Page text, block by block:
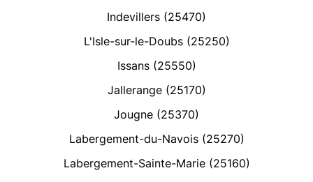
Indevillers (25470)
L'Isle-sur-le-Doubs (25250)
Issans (25550)
Jallerange (25170)
Jougne (25370)
Labergement-du-Navois (25270)
Labergement-Sainte-Marie (25160)